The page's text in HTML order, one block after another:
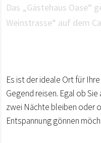
Das „Gästehaus Oase“
Weinstrasse“ auf dem
Es ist der ideale Ort für
Gegend reisen. Egal ob
zwei Nächte bleiben oder
Entspannung gönnen